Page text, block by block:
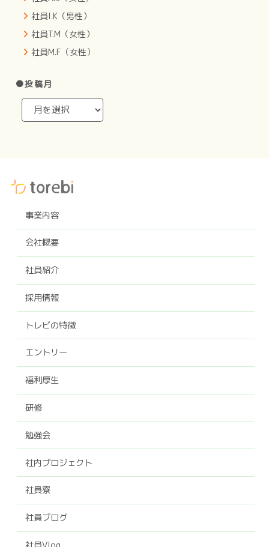
社員I.K（男性）
社員T.M（女性）
社員M.F（女性）
●投稿月
事業内容
会社概要
社員紹介
採用情報
トレビの特徴
エントリー
福利厚生
研修
勉強会
社内プロジェクト
社員寮
社員ブログ